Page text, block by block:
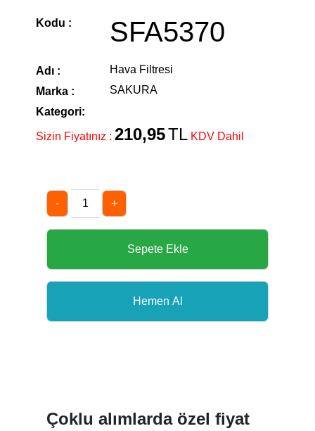
Kodu : SFA5370
Adı :
Hava Filtresi
Marka :
SAKURA
Kategori:
Sizin Fiyatınız : 210,95TL KDV Dahil
- +
Çoklu alımlarda özel fiyat